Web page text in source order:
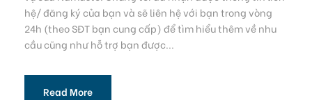
hệ/ đăng ký của bạn và sẽ liên hệ với bạn trong vòng
24h (theo SĐT bạn cung cấp) để tìm hiểu thêm về nhu
cầu cũng như hỗ trợ bạn được...
Read More